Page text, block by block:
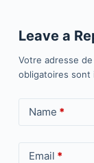
b
o
o
k
Leave a
Votre adresse
obligatoires sont
Name *
Email *